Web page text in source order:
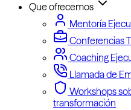
Que ofrecemos
Mentoría
Conferencias
Coaching
Llamada de
Workshops
transformación